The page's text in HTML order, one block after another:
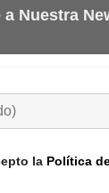
Nuestra
la Política